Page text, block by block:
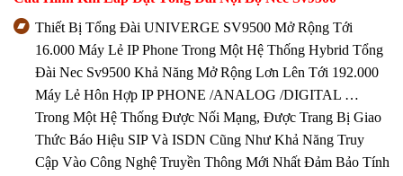
Thiết Bị Tổng Đài UNIVERGE SV9500 Mở Rộng Tới
16.000 Máy Lẻ IP Phone Trong Một Hệ Thống Hybrid Tổng
Đài Nec Sv9500 Khả Năng Mở Rộng Lơn Lên Tới 192.000
Máy Lẻ Hôn Hợp IP PHONE /ANALOG /DIGITAL …
Trong Một Hệ Thống Được Nối Mạng, Được Trang Bị Giao
Thức Báo Hiệu SIP Và ISDN Cũng Như Khả Năng Truy
Cập Vào Công Nghệ Truyền Thông Mới Nhất Đảm Bảo Tính